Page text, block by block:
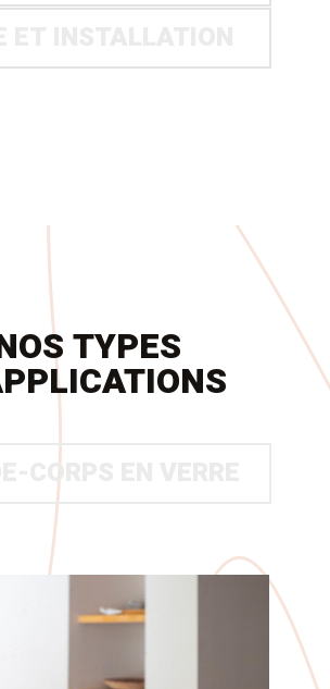
TYPES
CORPS EN VERRE